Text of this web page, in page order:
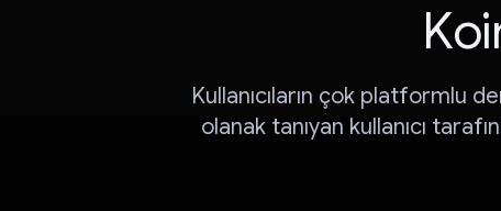
Kullanıcıların çok platformlu
olanak tanıyan kullanıcı